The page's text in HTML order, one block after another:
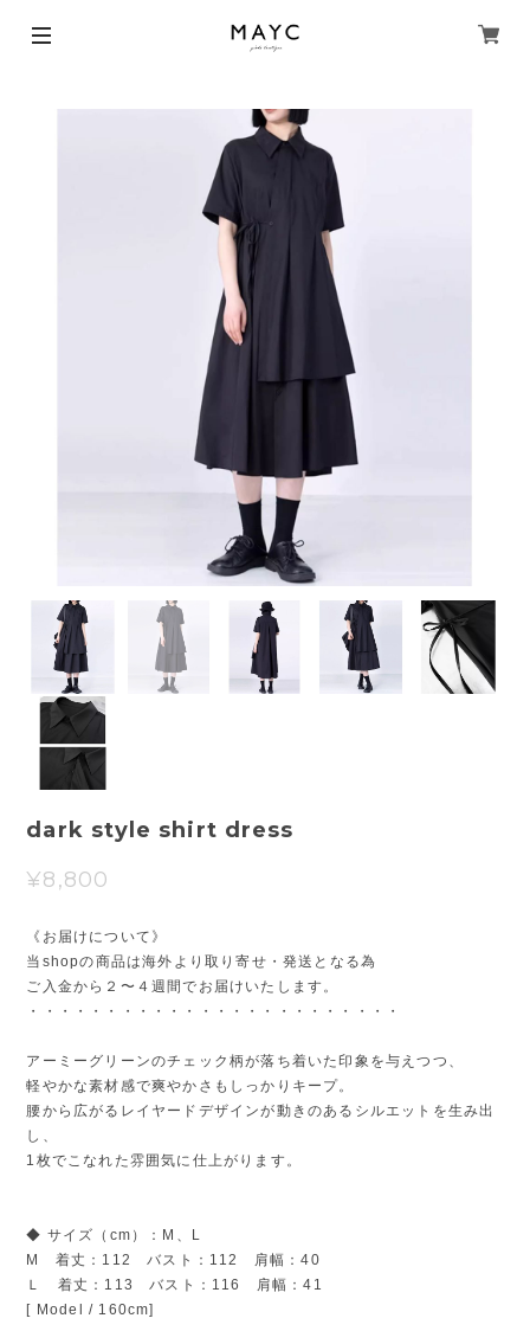
dark style shirt dress
¥8,800
《お届けについて》
当shopの商品は海外より取り寄せ・発送となる為
ご入金から２〜４週間でお届けいたします。
・・・・・・・・・・・・・・・・・・・・・・・・
アーミーグリーンのチェック柄が落ち着いた印象を与えつつ、
軽やかな素材感で爽やかさもしっかりキープ。
腰から広がるレイヤードデザインが動きのあるシルエットを生み出
し、
1枚でこなれた雰囲気に仕上がります。
◆ サイズ（cm）：M、L
M 着丈：112 バスト：112 肩幅：40
Ｌ 着丈：113 バスト：116 肩幅：41
[ Model / 160cm]